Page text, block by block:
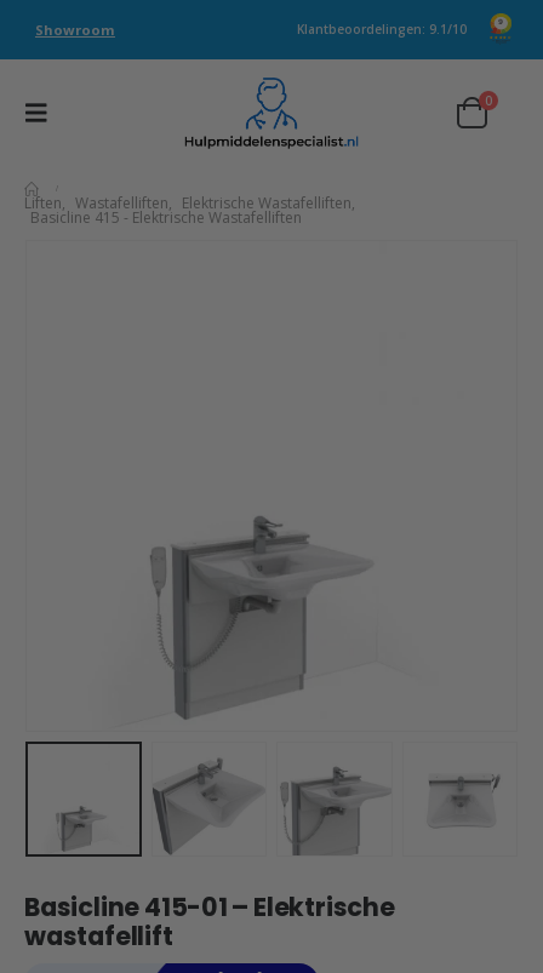
Showroom Klantbeoordelingen: 9.1/10
0
Liften, Wastafelliften, Elektrische Wastafelliften,
Basicline 415 - Elektrische Wastafelliften
Basicline 415-01 – Elektrische
wastafellift